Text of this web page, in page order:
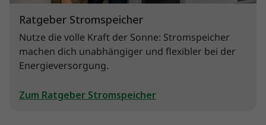
Ratgeber Stromspeicher
Nutze die volle Kraft der Sonne: Stromspeicher
machen dich unabhängiger und flexibler bei der
Energieversorgung.
Zum Ratgeber Stromspeicher